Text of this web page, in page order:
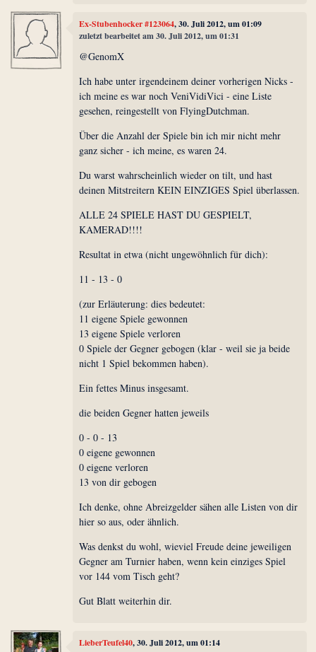
Ex-Stubenhocker #123064, 30. Juli 2012, um 01:09
zuletzt bearbeitet am 30. Juli 2012, um 01:31
@GenomX
Ich habe unter irgendeinem deiner vorherigen Nicks -
ich meine es war noch VeniVidiVici - eine Liste
gesehen, reingestellt von FlyingDutchman.
Über die Anzahl der Spiele bin ich mir nicht mehr
ganz sicher - ich meine, es waren 24.
Du warst wahrscheinlich wieder on tilt, und hast
deinen Mitstreitern KEIN EINZIGES Spiel überlassen.
ALLE 24 SPIELE HAST DU GESPIELT,
KAMERAD!!!!
Resultat in etwa (nicht ungewöhnlich für dich):
11 - 13 - 0
(zur Erläuterung: dies bedeutet:
11 eigene Spiele gewonnen
13 eigene Spiele verloren
0 Spiele der Gegner gebogen (klar - weil sie ja beide
nicht 1 Spiel bekommen haben).
Ein fettes Minus insgesamt.
die beiden Gegner hatten jeweils
0 - 0 - 13
0 eigene gewonnen
0 eigene verloren
13 von dir gebogen
Ich denke, ohne Abreizgelder sähen alle Listen von dir
hier so aus, oder ähnlich.
Was denkst du wohl, wieviel Freude deine jeweiligen
Gegner am Turnier haben, wenn kein einziges Spiel
vor 144 vom Tisch geht?
Gut Blatt weiterhin dir.
LieberTeufel40, 30. Juli 2012, um 01:14